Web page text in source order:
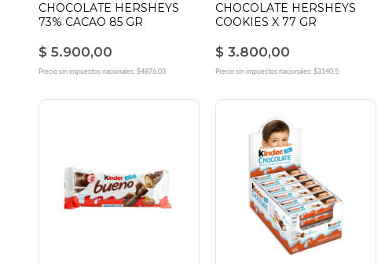
CHOCOLATE HERSHEYS
73% CACAO 85 GR
$ 5.900,00
Precio sin impuestos nacionales: $4876.03
CHOCOLATE HERSHEYS
COOKIES X 77 GR
$ 3.800,00
Precio sin impuestos nacionales: $3140.5